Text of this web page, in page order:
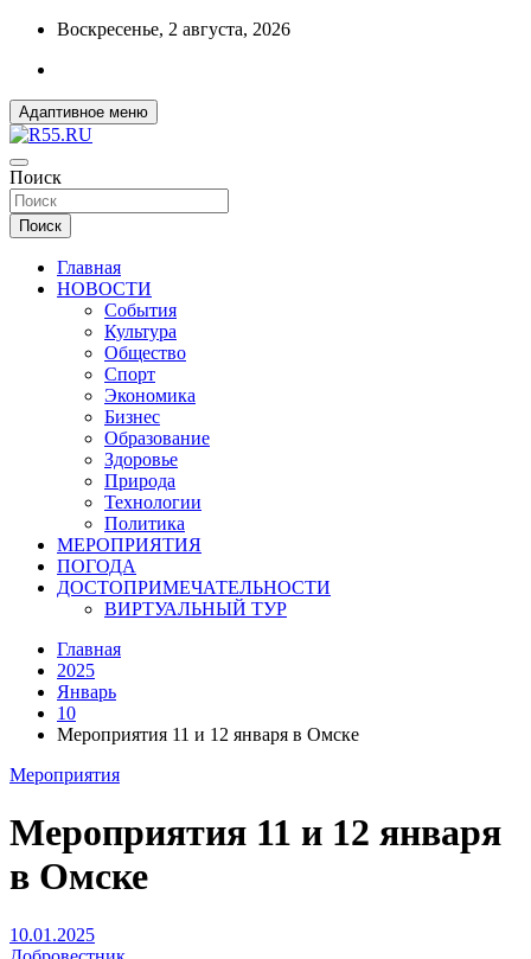
Перейти
содержимому
Воскресенье, 2 августа, 2026
Адаптивное меню
R55.RU
ДОБРЫЕ ВЕСТИ ИЗ ОМСКА
Поиск
Поиск
Главная
НОВОСТИ
События
Культура
Общество
Спорт
Экономика
Бизнес
Образование
Здоровье
Природа
Технологии
Политика
МЕРОПРИЯТИЯ
ПОГОДА
ДОСТОПРИМЕЧАТЕЛЬНОСТИ
ВИРТУАЛЬНЫЙ ТУР
Главная
2025
Январь
10
Мероприятия 11 и 12 января в Омске
Мероприятия
Мероприятия 11 и 12 января
в Омске
10.01.2025